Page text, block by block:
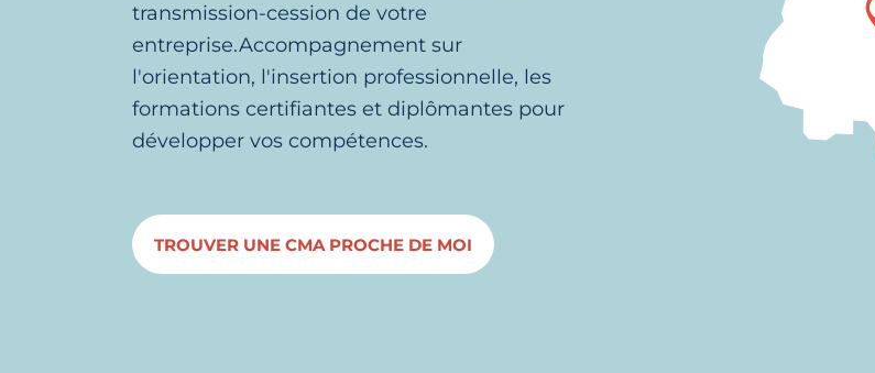
transmission-cession de votre
entreprise.Accompagnement sur
l'orientation, l'insertion professionnelle, les
formations certifiantes et diplômantes pour
développer vos compétences.
TROUVER UNE CMA PROCHE DE MOI